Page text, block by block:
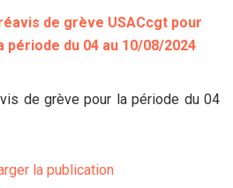
de grève USACcgt pour
période du 04 au 10/08/2024
de grève pour la période du 04
la publication